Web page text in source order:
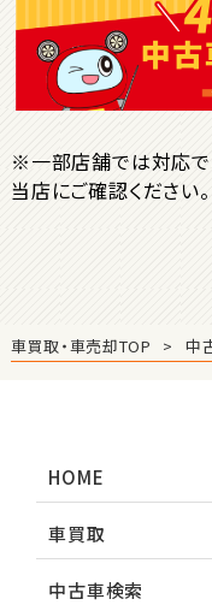
※一部店舗では対応で
当店にご確認ください。
車買取・車売却TOP 中
HOME
車買取
中古車検索